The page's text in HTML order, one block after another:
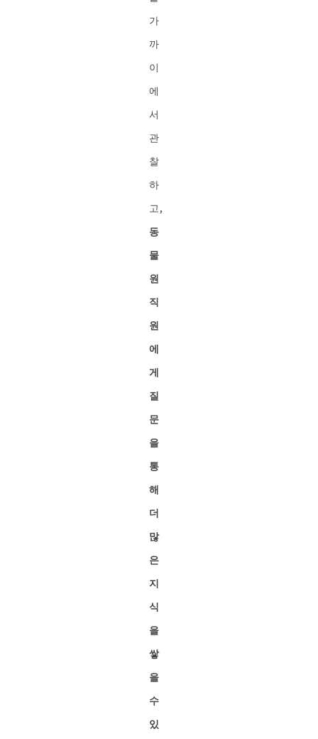
가
까
이
에
서
관
찰
하
고,
동
물
원
직
원
에
게
질
문
을
통
해
더
많
은
지
식
을
쌓
을
수
있